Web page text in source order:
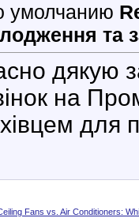
та
дякую
на
для
Fans vs. Air Conditioners: